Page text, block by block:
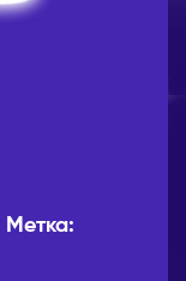
Метка: